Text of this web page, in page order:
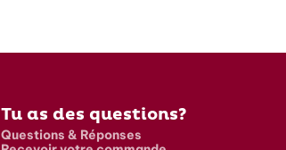
Tu as des questions?
Questions & Réponses